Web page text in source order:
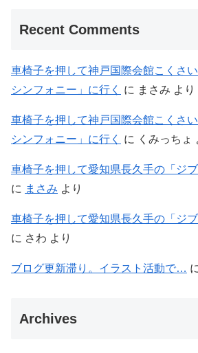
Recent Comments
車椅子を押して神戸国際会館こくさ
シンフォニー」に行く
に まさみ より
車椅子を押して神戸国際会館こくさ
シンフォニー」に行く
に くみっちょ
車椅子を押して愛知県長久手の「ジ
に まさみ より
車椅子を押して愛知県長久手の「ジ
に さわ より
ブログ更新滞り。イラスト活動で…
Archives